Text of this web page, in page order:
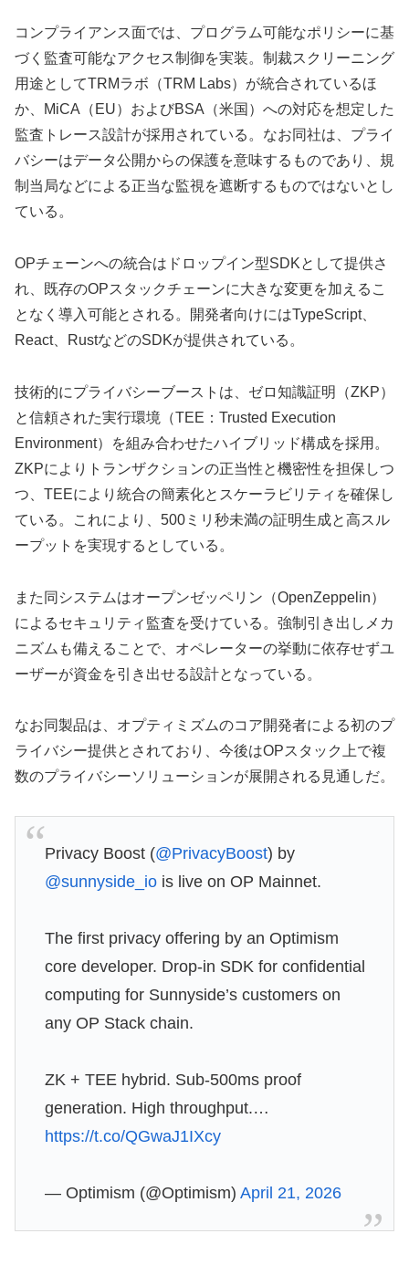
コンプライアンス面では、プログラム可能なポリシーに基
づく監査可能なアクセス制御を実装。制裁スクリーニング
用途としてTRMラボ（TRM Labs）が統合されているほ
か、MiCA（EU）およびBSA（米国）への対応を想定した
監査トレース設計が採用されている。なお同社は、プライ
バシーはデータ公開からの保護を意味するものであり、規
制当局などによる正当な監視を遮断するものではないとし
ている。
OPチェーンへの統合はドロップイン型SDKとして提供さ
れ、既存のOPスタックチェーンに大きな変更を加えるこ
となく導入可能とされる。開発者向けにはTypeScript、
React、RustなどのSDKが提供されている。
技術的にプライバシーブーストは、ゼロ知識証明（ZKP）
と信頼された実行環境（TEE：Trusted Execution
Environment）を組み合わせたハイブリッド構成を採用。
ZKPによりトランザクションの正当性と機密性を担保しつ
つ、TEEにより統合の簡素化とスケーラビリティを確保し
ている。これにより、500ミリ秒未満の証明生成と高スル
ープットを実現するとしている。
また同システムはオープンゼッペリン（OpenZeppelin）
によるセキュリティ監査を受けている。強制引き出しメカ
ニズムも備えることで、オペレーターの挙動に依存せずユ
ーザーが資金を引き出せる設計となっている。
なお同製品は、オプティミズムのコア開発者による初のプ
ライバシー提供とされており、今後はOPスタック上で複
数のプライバシーソリューションが展開される見通しだ。
Privacy Boost (@PrivacyBoost) by
@sunnyside_iois live on OP Mainnet.
The first privacy offering by an Optimism
core developer. Drop-in SDK for confidential
computing for Sunnyside’s customers on
any OP Stack chain.
ZK + TEE hybrid. Sub-500ms proof
generation. High throughput.…
https://t.co/QGwaJ1IXcy
— Optimism (@Optimism) April 21, 2026